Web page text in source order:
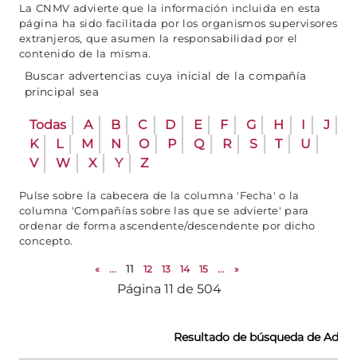
La CNMV advierte que la información incluida en esta
página ha sido facilitada por los organismos supervisores
extranjeros, que asumen la responsabilidad por el
contenido de la misma.
Buscar advertencias cuya inicial de la compañía
principal sea
Todas A B C D E F G H I
J
K
L M N O P Q R S T
U
V
W X Y Z
Pulse sobre la cabecera de la columna 'Fecha' o la
columna 'Compañías sobre las que se advierte' para
ordenar de forma ascendente/descendente por dicho
concepto.
« ... 11 12 13 14 15 ... »
Página 11 de 504
Resultado de búsqueda de